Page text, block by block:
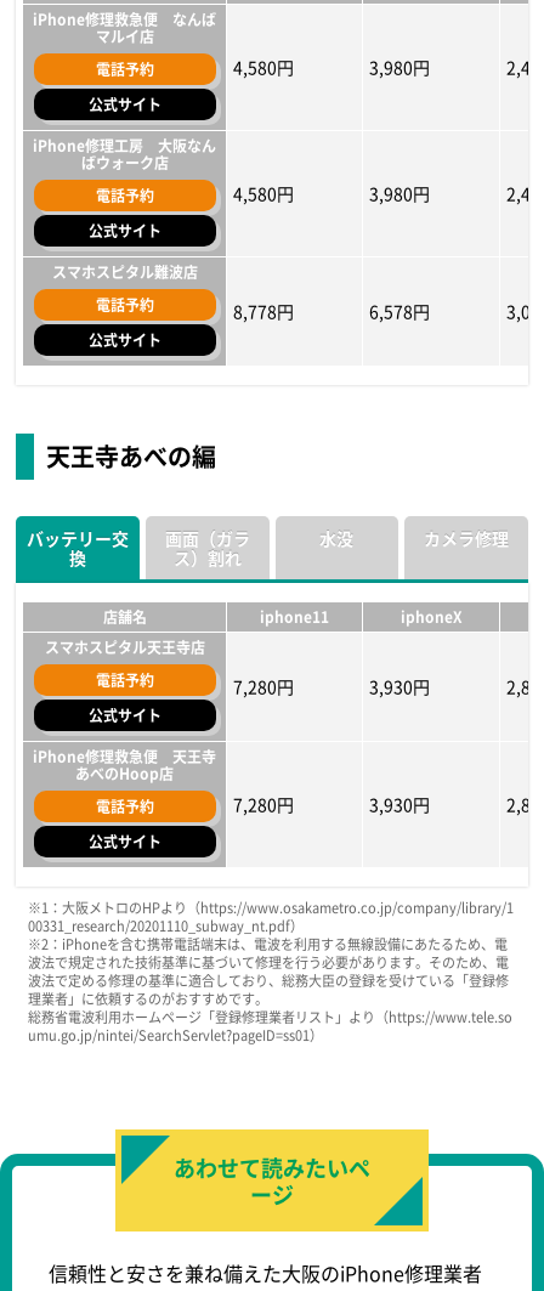
iPhone修理救急便 なんば
マルイ店
電話予約
公式サイト
4,580円 3,980円
iPhone修理工房 大阪なん
ばウォーク店
電話予約
公式サイト
4,580円 3,980円
スマホスピタル難波店
電話予約
公式サイト
8,778円 6,578円
iPhone修理救急便 なんば
マルイ店
公式サイト
iPhone修理工房 大阪なん
ばウォーク店
電話予約
公式サイト
6,750円 7,280円
スマホスピタル難波店
電話予約
公式サイト
iPhone修理救急便 なんば
マルイ店
公式サイト
iPhone修理工房 大阪なん
ばウォーク店
電話予約
公式サイト
5,500円 5,500円
スマホスピタル難波店
電話予約
公式サイト
iPhone修理工房 大阪なん
ばウォーク店
公式サイト
スマホスピタル難波店
電話予約
公式サイト
13,178円 10,648円
iPhone修理救急便 なんば
マルイ店
電話予約
公式サイト
天王寺あべの編
バッテリー交
換
店舗名 iphone11 iphoneX
スマホスピタル天王寺店
電話予約
公式サイト
7,280円 3,930円
iPhone修理救急便 天王寺
あべのHoop店
電話予約
公式サイト
7,280円 3,930円
画面（ガラ
ス）割れ
店舗名 iphone11 iphoneX
スマホスピタル天王寺店
電話予約
公式サイト
4,880円 3,700円 900
iPhone修理救急便 天王寺
公式サイト
水没
店舗名 iphone11 iphoneX
スマホスピタル天王寺店
電話予約
公式サイト
5,400円 5,000円
iPhone修理救急便 天王寺
公式サイト
カメラ修理
店舗名 iphone11 iphoneX
スマホスピタル天王寺店
電話予約
公式サイト
10,900円 8,400円
iPhone修理救急便 天王寺
公式サイト
※1：大阪メトロのHPより（https://www.osakametro.co.jp/company/library/1
00331_research/20201110_subway_nt.pdf）
※2：iPhoneを含む携帯電話端末は、電波を利用する無線設備にあたるため、電
波法で規定された技術基準に基づいて修理を行う必要があります。そのため、電
波法で定める修理の基準に適合しており、総務大臣の登録を受けている「登録修
理業者」に依頼するのがおすすめです。
総務省電波利用ホームページ「登録修理業者リスト」より（https://www.tele.so
umu.go.jp/nintei/SearchServlet?pageID=ss01）
あわせて読みたいペ
ージ
信頼性と安さを兼ね備えた大阪のiPhone修理業者